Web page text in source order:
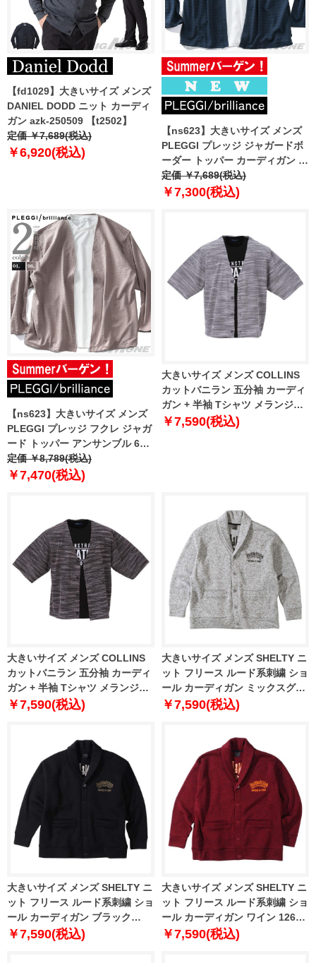
【fd1029】大きいサイズ メンズ
DANIEL DODD ニット カーディ
ガン azk-250509 【t2502】
定価 ￥7,689(税込)
￥6,920(税込)
【ns623】大きいサイズ メンズ
PLEGGI プレッジ ジャガードボ
ーダー トッパー カーディガン +
半袖 Tシャツ アンサンブル 春夏
新作 66-13280-2
定価 ￥7,689(税込)
￥7,300(税込)
【ns623】大きいサイズ メンズ
PLEGGI プレッジ フクレ ジャガ
ード トッパー アンサンブル 65-
10527-2
定価 ￥8,789(税込)
￥7,470(税込)
大きいサイズ メンズ COLLINS
カットバニラン 五分袖 カーディ
ガン + 半袖 Tシャツ メランジグ
レー × ブラック 1258-3263-1 3L
￥7,590(税込)
大きいサイズ メンズ COLLINS
カットバニラン 五分袖 カーディ
ガン + 半袖 Tシャツ メランジブ
ラック × ブラック 1258-3263-2
￥7,590(税込)
大きいサイズ メンズ SHELTY ニ
ット フリース ルード系刺繍 ショ
ール カーディガン ミックスグレ
ー 1268-3301-1 3L 4L 5L 6L
￥7,590(税込)
大きいサイズ メンズ SHELTY ニ
ット フリース ルード系刺繍 ショ
ール カーディガン ブラック
1268-3301-2 3L 4L 5L 6L
￥7,590(税込)
大きいサイズ メンズ SHELTY ニ
ット フリース ルード系刺繍 ショ
ール カーディガン ワイン 1268-
3301-3 3L 4L 5L 6L
￥7,590(税込)